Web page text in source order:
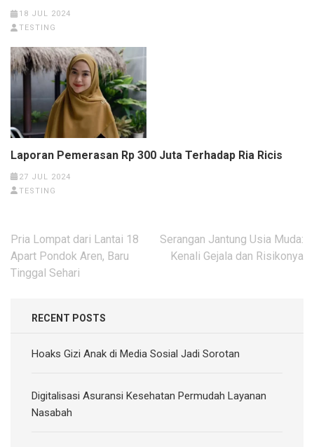
18 JUL 2024
TESTING
Laporan Pemerasan Rp 300 Juta Terhadap Ria Ricis
27 JUL 2024
TESTING
Post
navigation
Pria Lompat dari Lantai 18
Apart Pondok Aren, Baru
Tinggal Sehari
Serangan Jantung Usia Muda:
Kenali Gejala dan Risikonya
RECENT POSTS
Hoaks Gizi Anak di Media Sosial Jadi Sorotan
Digitalisasi Asuransi Kesehatan Permudah Layanan
Nasabah